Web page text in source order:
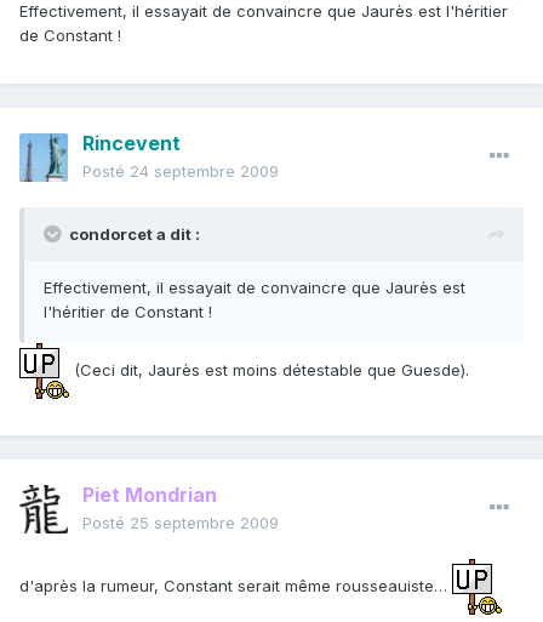
Effectivement, il essayait de convaincre que Jaurès est l'héritier
de Constant !
Rincevent
Posté 24 septembre 2009
condorcet a dit :
Effectivement, il essayait de convaincre que Jaurès est
l'héritier de Constant !
(Ceci dit, Jaurès est moins détestable que Guesde).
Piet Mondrian
Posté 25 septembre 2009
d'après la rumeur, Constant serait même rousseauiste…